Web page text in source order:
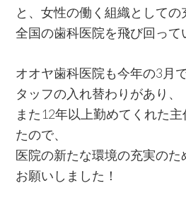
と、女性の働く組織としての
全国の歯科医院を飛び回って
オオヤ歯科医院も今年の3月
タッフの入れ替わりがあり、
また12年以上勤めてくれた
たので、
医院の新たな環境の充実のた
お願いしました！